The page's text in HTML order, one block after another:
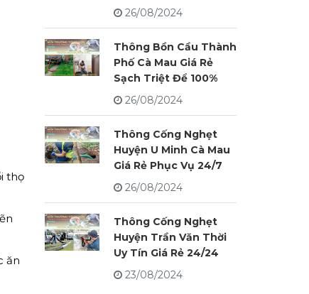
thọ
ăn
26/08/2024
Thông Bồn Cầu Thành
Phố Cà Mau Giá Rẻ
Sạch Triệt Để 100%
26/08/2024
Thông Cống Nghẹt
Huyện U Minh Cà Mau
Giá Rẻ Phục Vụ 24/7
26/08/2024
Thông Cống Nghẹt
Huyện Trần Văn Thời
Uy Tín Giá Rẻ 24/24
23/08/2024